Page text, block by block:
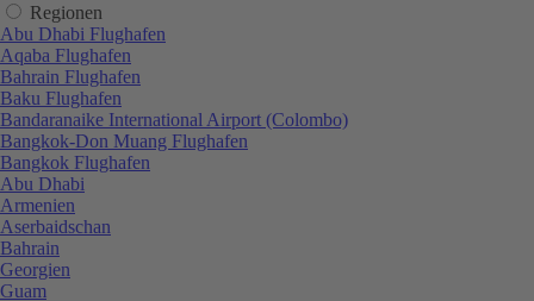
Regionen
Abu Dhabi Flughafen
Aqaba Flughafen
Bahrain Flughafen
Baku Flughafen
Bandaranaike International Airport (Colombo)
Bangkok-Don Muang Flughafen
Bangkok Flughafen
Abu Dhabi
Armenien
Aserbaidschan
Bahrain
Georgien
Guam